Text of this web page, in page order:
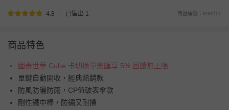
4.8 已售出 1 商品編號：890211
商品特色
國泰世華 Cube 卡切換童樂匯享 5% 回饋無上限
單鍵自動開收，經典熱銷款
防風防曬防雨，CP值破表傘款
剛性鐵中棒，防鏽又耐操